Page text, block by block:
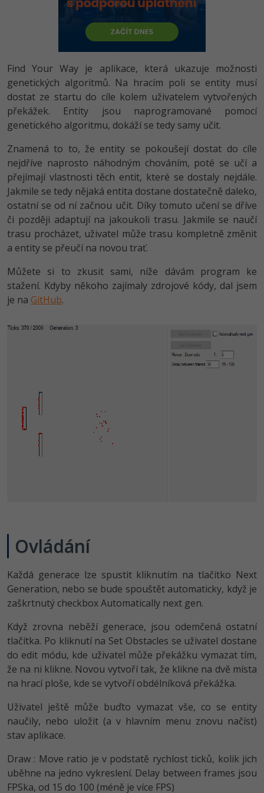
HTML5, CSS3, Bootstrap, SEO
SQL a databáze
Testování a verzování
UML a návrhové vzory
React
Spring
ASP.NET MVC
Django
Best practices
JavaScript
Python
HTML / CSS
UML a návrhové vzory
MySQL/MariaDB
MS-SQL
SQLite
Vývojář mobilních aplikací
Specialista na AI a bigdata
C# Game developer
Webdesigner
Tester
Systémový administrátor
Grafik / UX/UI návrhář
3D grafik
Projektový manažer
Copywriter
Python -80%
JavaScript -80%
PHP
C++ -80%
Swift -80%
Kotlin -80%
C -80%
VB.NET
SQL
-80%
Algoritmy -41%
Kurzy e-commerce
Marketing
SEO -30%
UX
Business
Kryptoměny -25%
Copywriting
MS Office -80%
Google Dokumenty
Time management
Adobe Illustrator
Adobe Lightroom
Adobe XD -15%
Adobe InDesign
Adobe After Effects
Blender -80%
Inkscape
Fotografování
Video
Find Your Way je aplikace, která ukazuje možnosti
genetických algoritmů. Na hracím poli se entity musí
dostat ze startu do cíle kolem uživatelem vytvořených
překážek. Entity jsou naprogramované pomocí
genetického algoritmu, dokáží se tedy samy učit.
Znamená to to, že entity se pokoušejí dostat do cíle
nejdříve naprosto náhodným chováním, poté se učí a
přejímají vlastnosti těch entit, které se dostaly nejdále.
Jakmile se tedy nějaká entita dostane dostatečně daleko,
ostatní se od ní začnou učit. Díky tomuto učení se dříve
či později adaptují na jakoukoli trasu. Jakmile se naučí
trasu procházet, uživatel může trasu kompletně změnit
a entity se přeučí na novou trať.
Můžete si to zkusit sami, níže dávám program ke
stažení. Kdyby někoho zajímaly zdrojové kódy, dal jsem
je na GitHub.
Ovládání
Každá generace lze spustit kliknutím na tlačítko Next
Generation, nebo se bude spouštět automaticky, když je
zaškrtnutý checkbox Automatically next gen.
Když zrovna neběží generace, jsou odemčená ostatní
tlačítka. Po kliknutí na Set Obstacles se uživatel dostane
do edit módu, kde uživatel může překážku vymazat tím,
že na ni klikne. Novou vytvoří tak, že klikne na dvě místa
na hrací ploše, kde se vytvoří obdélníková překážka.
Uživatel ještě může buďto vymazat vše, co se entity
naučily, nebo uložit (a v hlavním menu znovu načíst)
stav aplikace.
Draw : Move ratio je v podstatě rychlost ticků, kolik jich
uběhne na jedno vykreslení. Delay between frames jsou
FPSka, od 15 do 100 (méně je více FPS)